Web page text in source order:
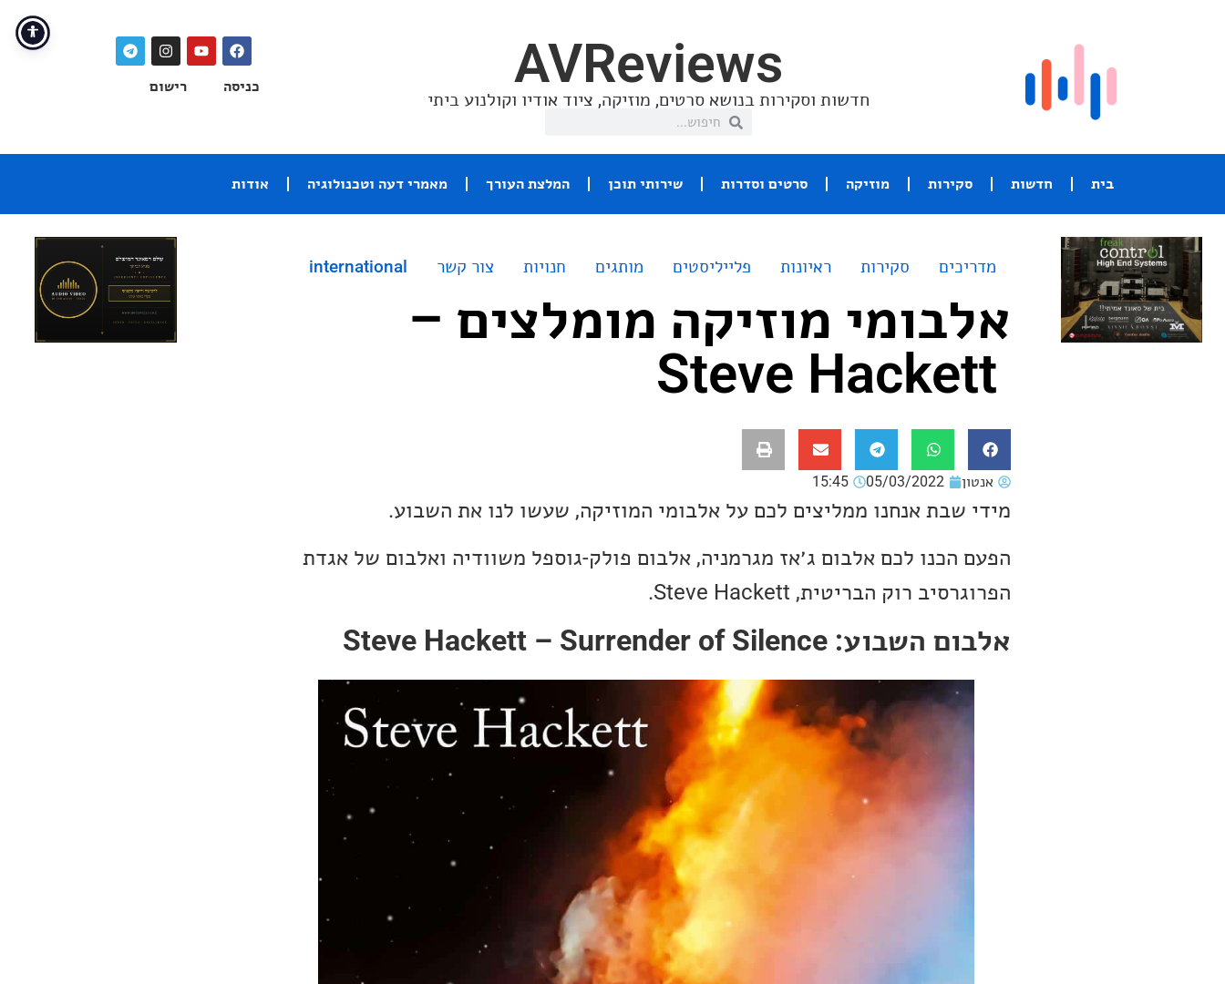
AVReviews
חדשות וסקירות בנושא סרטים, מוזיקה, ציוד אודיו וקולנוע ביתי
כניסה רישום
בית חדשות סקירות מוזיקה סרטים וסדרות שירותי תוכן המלצת העורך מאמרי דעה וטכנולוגיה אודות
מדריכים סקירות ראיונות פלייליסטים מותגים חנויות צור קשר international
אלבומי מוזיקה מומלצים –
אנטון 05/03/2022
15:45
מידי שבת אנחנו ממליצים לכם על אלבומי המוזיקה, שעשו לנו את השבוע.
הפעם הכנו לכם אלבום ג׳אז מגרמניה, אלבום פולק-גוספל משוודיה ואלבום של אגדת
הפרוגרסיב רוק הבריטית, Steve Hackett.
אלבום השבוע: Steve Hackett – Surrender of Silence